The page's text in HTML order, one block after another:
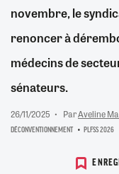
novembre, le
renoncer à
médecins de
sénateurs.
26/11/2025 ParAveline
DÉCONVENTIONNEMENT PLFSS 2026